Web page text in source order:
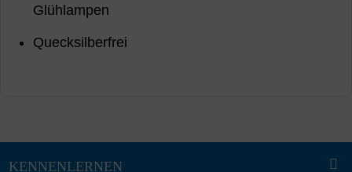
Glühlampen
Quecksilberfrei